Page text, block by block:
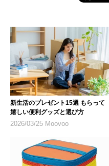
新生活のプレゼント15選 もらって
嬉しい便利グッズと選び方
2026/03/25 Moovoo